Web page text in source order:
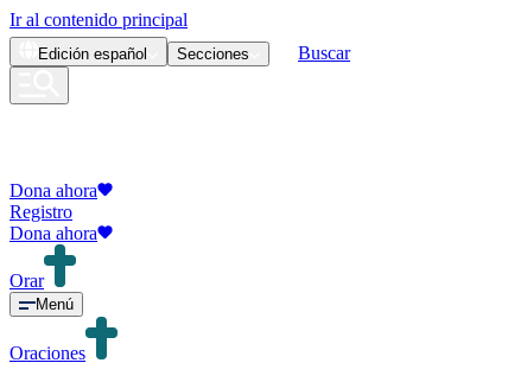
Ir al contenido principal
Edición español Secciones Buscar
Dona ahora
Registro
Dona ahora
Orar
Menú
Oraciones